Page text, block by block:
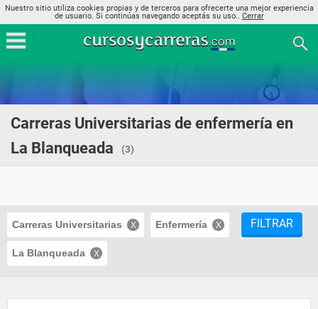
Nuestro sitio utiliza cookies propias y de terceros para ofrecerte una mejor experiencia
de usuario. Si continúas navegando aceptás su uso.. Cerrar
Carreras Universitarias de enfermería en
La Blanqueada
(3)
Carreras Universitarias Enfermería
La Blanqueada
FILTRAR